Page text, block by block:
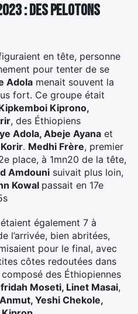
: des pelotons
en tête, personne
pour tenter de se
Adola menait souvent la
fort. Ce groupe était
Kiprono,
, des Éthiopiens
Adola, Abeje Ayana et
. Medhi Frère, premier
place, à 1mn20 de la tête,
Amdouni suivait plus loin,
Kowal passait en 17e
également 7 à
l’arrivée, bien abritées,
pour le final, avec
côtes redoutées dans
des Éthiopiennes
Moseti, Linet Masai,
Yeshi Chekole,